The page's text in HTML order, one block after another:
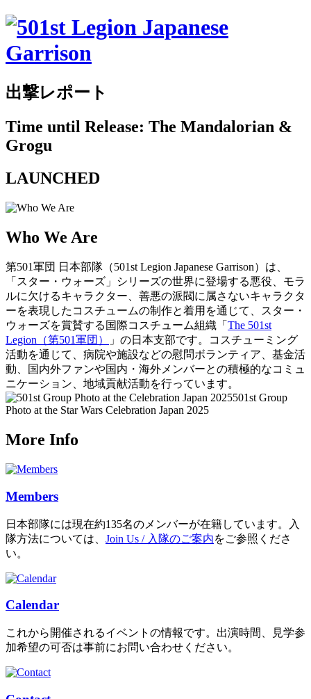
出撃レポート
Time until Release: The Mandalorian &
Grogu
LAUNCHED
Who We Are
第501軍団 日本部隊（501st Legion Japanese Garrison）は、
「スター・ウォーズ」シリーズの世界に登場する悪役、モラ
ルに欠けるキャラクター、善悪の派閥に属さないキャラクタ
ーを表現したコスチュームの制作と着用を通じて、スター・
ウォーズを賞賛する国際コスチューム組織「 The 501st
Legion（第501軍団）
」の日本支部です。コスチューミング
活動を通じて、病院や施設などの慰問ボランティア、基金活
動、国内外ファンや国内・海外メンバーとの積極的なコミュ
ニケーション、地域貢献活動を行っています。
501st Group
Photo at the Star Wars Celebration Japan 2025
More Info
Members
日本部隊には現在約135名のメンバーが在籍しています。入
隊方法については、 Join Us / 入隊のご案内をご参照くださ
い。
Calendar
これから開催されるイベントの情報です。出演時間、見学参
加希望の可否は事前にお問い合わせください。